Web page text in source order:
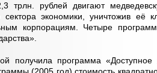
трлн. рублей двигают
сектора экономики, уничтожив её
корпорациям. Четыре
получила программа